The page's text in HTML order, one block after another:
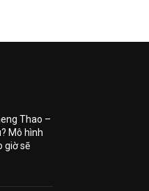
Thao –
Mô hình
giờ sẽ